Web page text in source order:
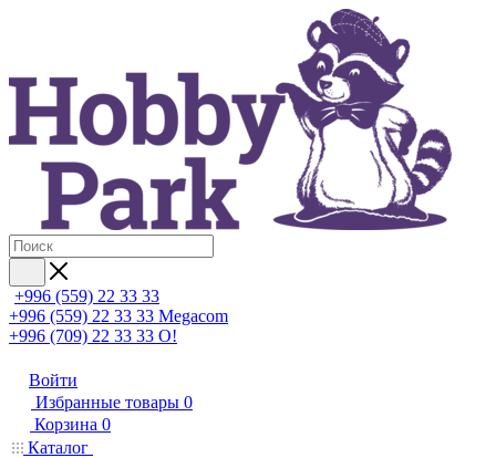
+996 (559) 22 33 33
+996 (559) 22 33 33 Megacom
+996 (709) 22 33 33 O!
Войти
Избранные товары 0
Корзина 0
Каталог